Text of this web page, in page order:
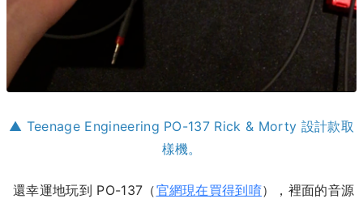
▲ Teenage Engineering PO-137 Rick & Morty 設計款取
樣機。
還幸運地玩到 PO-137（官網現在買得到唷），裡面的音源